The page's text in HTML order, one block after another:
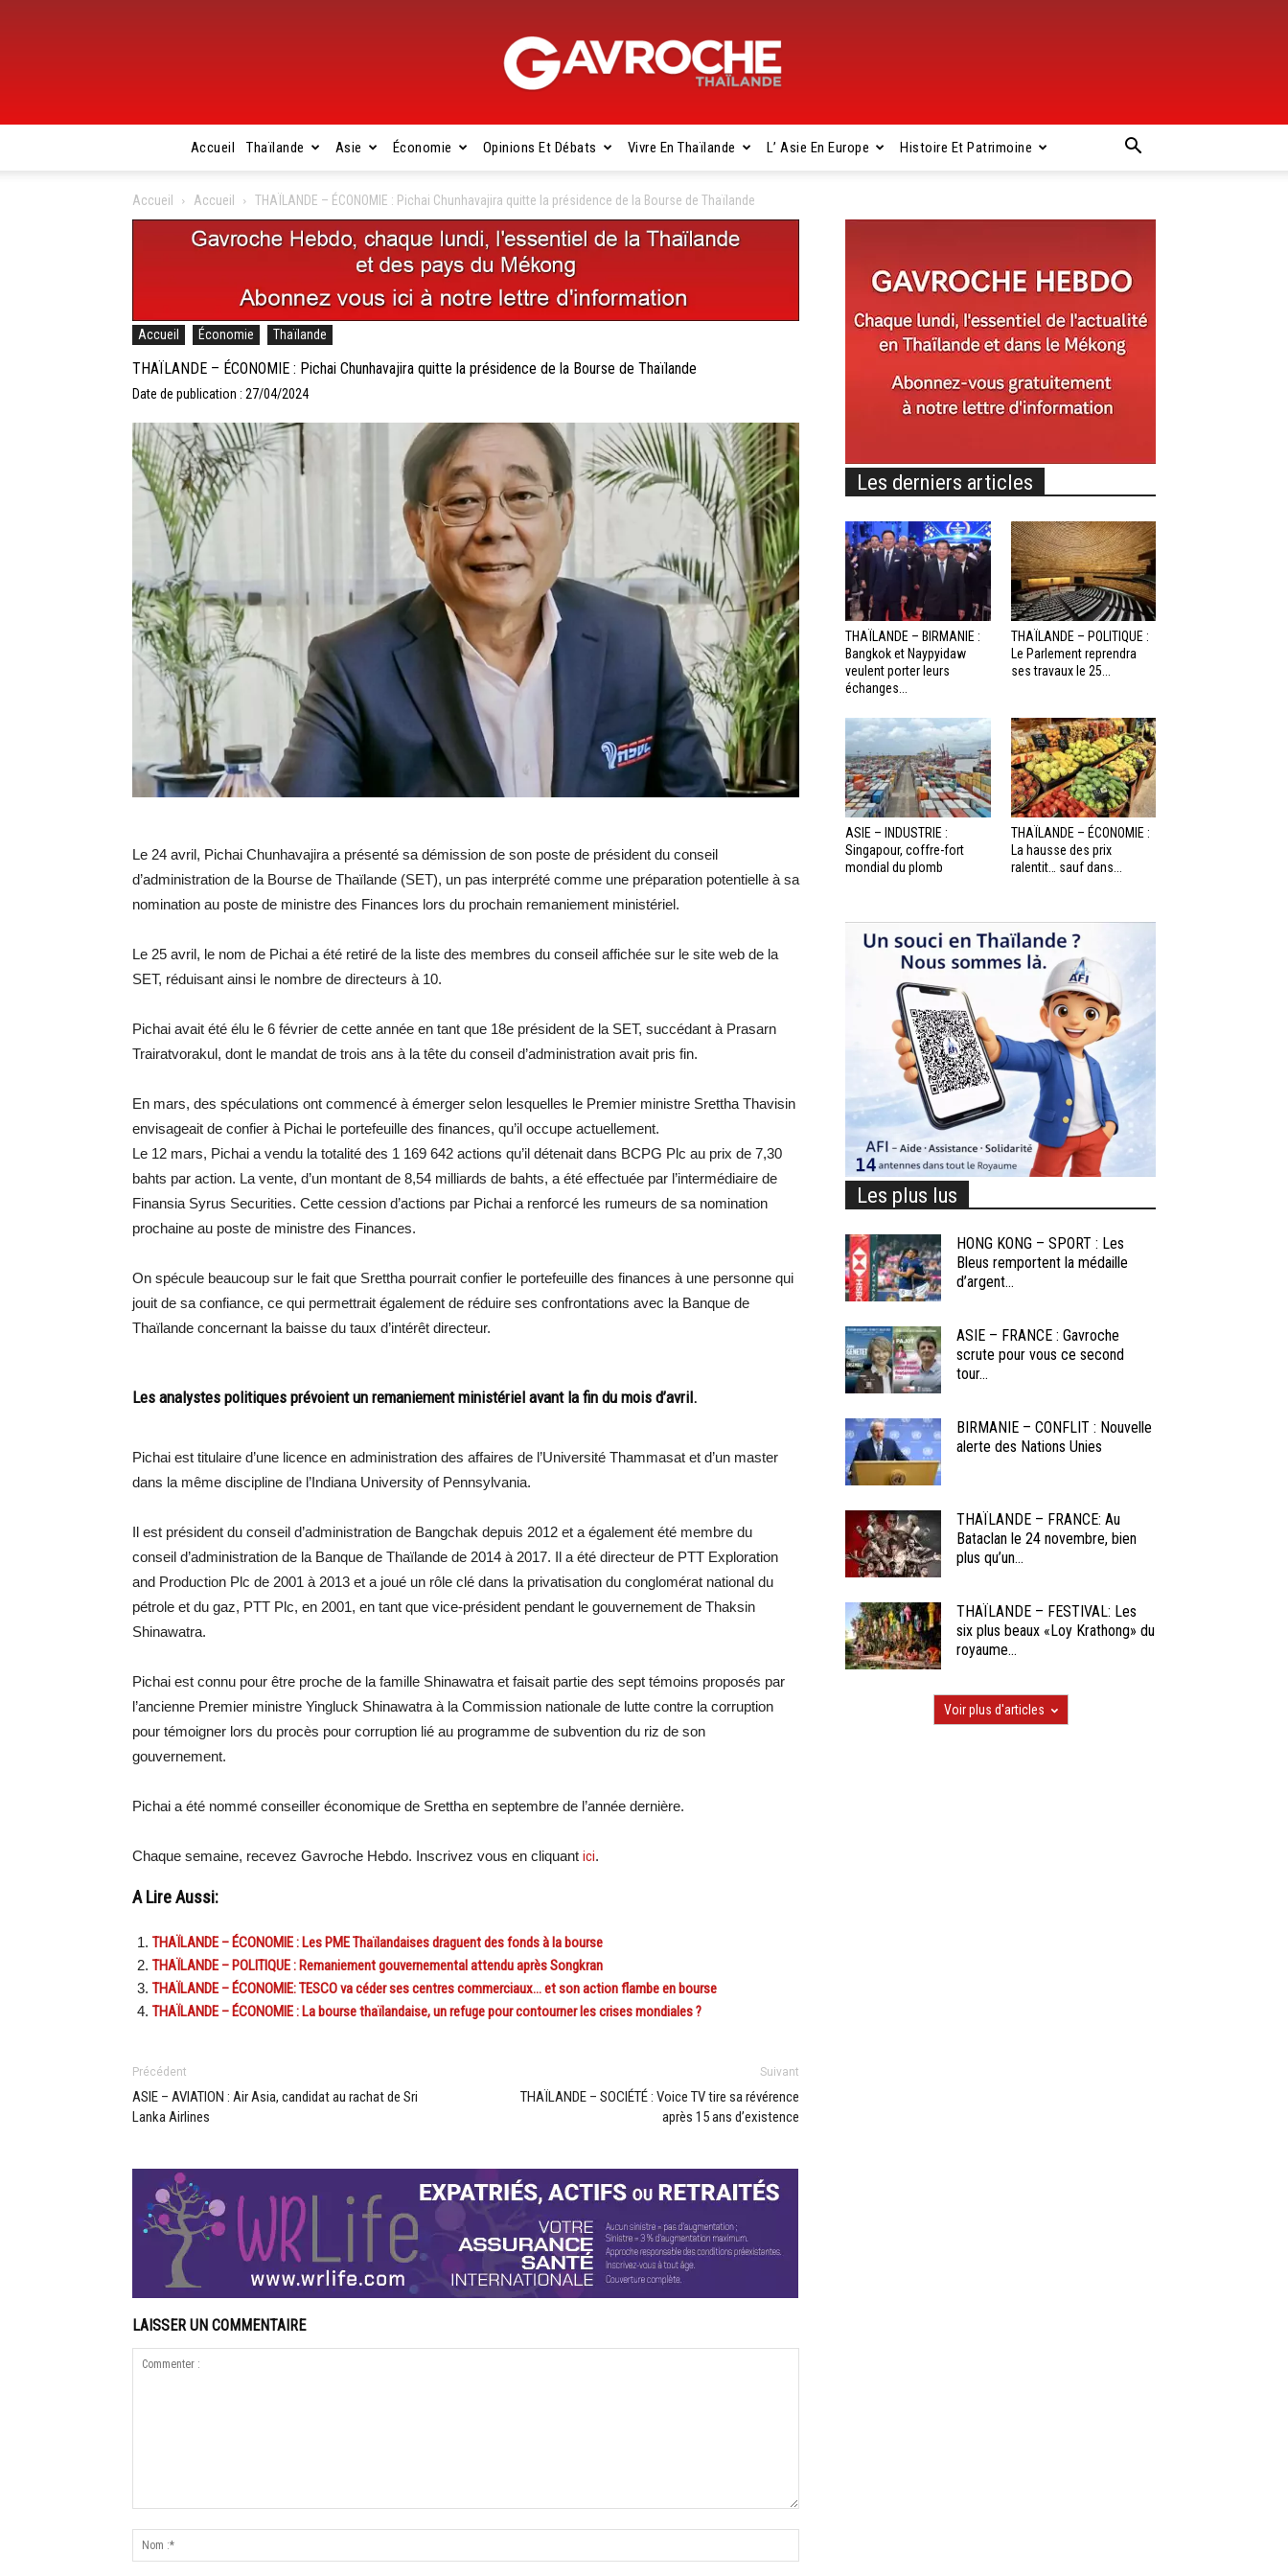
Gavroche
Accueil Thaïlande Asie Économie Opinions Et Débats Vivre En Thaïlande L’ Asie En Europe Histoire Et Patrimoine
Accueil Accueil THAÏLANDE – ÉCONOMIE : Pichai Chunhavajira quitte la présidence de la Bourse de Thaïlande
Accueil Économie Thaïlande
THAÏLANDE – ÉCONOMIE : Pichai Chunhavajira quitte la présidence de la Bourse de Thaïlande
Date de publication : 27/04/2024
Le 24 avril, Pichai Chunhavajira a présenté sa démission de son poste de président du conseil
d’administration de la Bourse de Thaïlande (SET), un pas interprété comme une préparation potentielle à sa
nomination au poste de ministre des Finances lors du prochain remaniement ministériel.
Le 25 avril, le nom de Pichai a été retiré de la liste des membres du conseil affichée sur le site web de la
SET, réduisant ainsi le nombre de directeurs à 10.
Pichai avait été élu le 6 février de cette année en tant que 18e président de la SET, succédant à Prasarn
Trairatvorakul, dont le mandat de trois ans à la tête du conseil d’administration avait pris fin.
En mars, des spéculations ont commencé à émerger selon lesquelles le Premier ministre Srettha Thavisin
envisageait de confier à Pichai le portefeuille des finances, qu’il occupe actuellement.
Le 12 mars, Pichai a vendu la totalité des 1 169 642 actions qu’il détenait dans BCPG Plc au prix de 7,30
bahts par action. La vente, d’un montant de 8,54 milliards de bahts, a été effectuée par l’intermédiaire de
Finansia Syrus Securities. Cette cession d’actions par Pichai a renforcé les rumeurs de sa nomination
prochaine au poste de ministre des Finances.
On spécule beaucoup sur le fait que Srettha pourrait confier le portefeuille des finances à une personne qui
jouit de sa confiance, ce qui permettrait également de réduire ses confrontations avec la Banque de
Thaïlande concernant la baisse du taux d’intérêt directeur.
Les analystes politiques prévoient un remaniement ministériel avant la fin du mois d’avril.
Pichai est titulaire d’une licence en administration des affaires de l’Université Thammasat et d’un master
dans la même discipline de l’Indiana University of Pennsylvania.
Il est président du conseil d’administration de Bangchak depuis 2012 et a également été membre du
conseil d’administration de la Banque de Thaïlande de 2014 à 2017. Il a été directeur de PTT Exploration
and Production Plc de 2001 à 2013 et a joué un rôle clé dans la privatisation du conglomérat national du
pétrole et du gaz, PTT Plc, en 2001, en tant que vice-président pendant le gouvernement de Thaksin
Shinawatra.
Pichai est connu pour être proche de la famille Shinawatra et faisait partie des sept témoins proposés par
l’ancienne Premier ministre Yingluck Shinawatra à la Commission nationale de lutte contre la corruption
pour témoigner lors du procès pour corruption lié au programme de subvention du riz de son
gouvernement.
Pichai a été nommé conseiller économique de Srettha en septembre de l’année dernière.
Chaque semaine, recevez Gavroche Hebdo. Inscrivez vous en cliquant ici.
A Lire Aussi:
THAÏLANDE – ÉCONOMIE : Les PME Thaïlandaises draguent des fonds à la bourse
THAÏLANDE – POLITIQUE : Remaniement gouvernemental attendu après Songkran
THAÏLANDE – ÉCONOMIE: TESCO va céder ses centres commerciaux… et son action flambe en bourse
THAÏLANDE – ÉCONOMIE : La bourse thaïlandaise, un refuge pour contourner les crises mondiales ?
Précédent
ASIE – AVIATION : Air Asia, candidat au rachat de Sri
Lanka Airlines
Suivant
THAÏLANDE – SOCIÉTÉ : Voice TV tire sa révérence
après 15 ans d’existence
LAISSER UN COMMENTAIRE
Les derniers articles
THAÏLANDE – BIRMANIE :
Bangkok et Naypyidaw
veulent porter leurs
échanges...
THAÏLANDE – POLITIQUE :
Le Parlement reprendra
ses travaux le 25...
ASIE – INDUSTRIE :
Singapour, coffre-fort
mondial du plomb
THAÏLANDE – ÉCONOMIE :
La hausse des prix
ralentit… sauf dans...
Les plus lus
HONG KONG – SPORT : Les
Bleus remportent la médaille
d’argent...
ASIE – FRANCE : Gavroche
scrute pour vous ce second
tour...
BIRMANIE – CONFLIT : Nouvelle
alerte des Nations Unies
THAÏLANDE – FRANCE: Au
Bataclan le 24 novembre, bien
plus qu’un...
THAÏLANDE – FESTIVAL: Les
six plus beaux «Loy Krathong» du
royaume...
Voir plus d'articles